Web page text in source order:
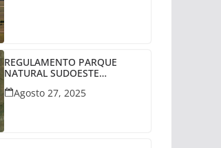
REGULAMENTO PARQUE
NATURAL SUDOESTE
Agosto 27, 2025